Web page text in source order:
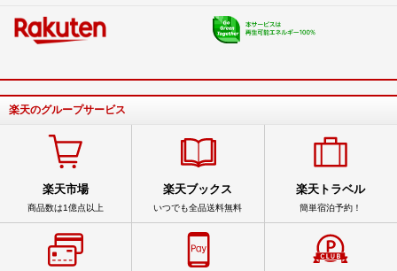
楽天のグループサービス
楽天市場
商品数は1億点以上
楽天ブックス
いつでも全品送料無料
楽天トラベル
簡単宿泊予約！